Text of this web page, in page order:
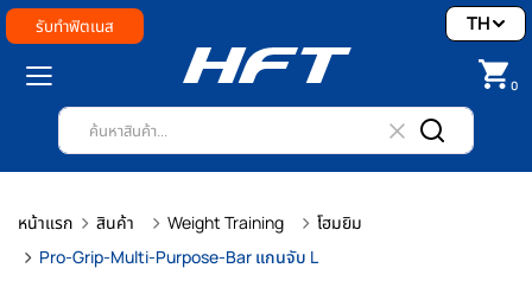
รับทำฟิตเนส
0
TH
หน้าแรก สินค้า Weight Training
โฮมยิม
Pro-Grip-Multi-Purpose-Bar แกนจับ L